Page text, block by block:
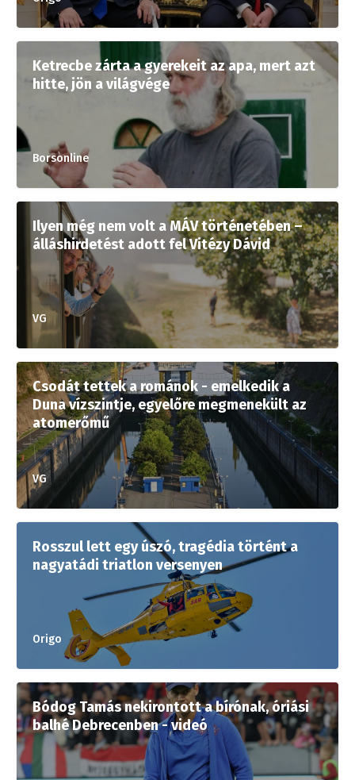
Ketrecbe zárta a gyerekeit az apa, mert azt
hitte, jön a világvége
Borsonline
Ilyen még nem volt a MÁV történetében –
álláshirdetést adott fel Vitézy Dávid
VG
Csodát tettek a románok - emelkedik a
Duna vízszintje, egyelőre megmenekült az
atomerőmű
VG
Rosszul lett egy úszó, tragédia történt a
nagyatádi triatlon versenyen
Origo
Bódog Tamás nekirontott a bírónak, óriási
balhé Debrecenben - videó